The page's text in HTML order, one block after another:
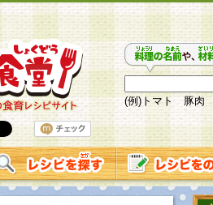
(例)トマト 豚肉